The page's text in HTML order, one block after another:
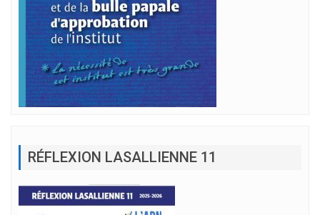
RÉFLEXION LASALLIENNE 11